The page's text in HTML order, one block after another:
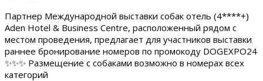
Партнер Международной выставки собак отель (4****+)
Aden Hotel & Business Centre, расположенный рядом с
местом проведения, предлагает для участников выставки
раннее бронирование номеров по промокоду DOGEXPO24
✨✨✨ Размещение с собаками возможно в номерах всех
категорий